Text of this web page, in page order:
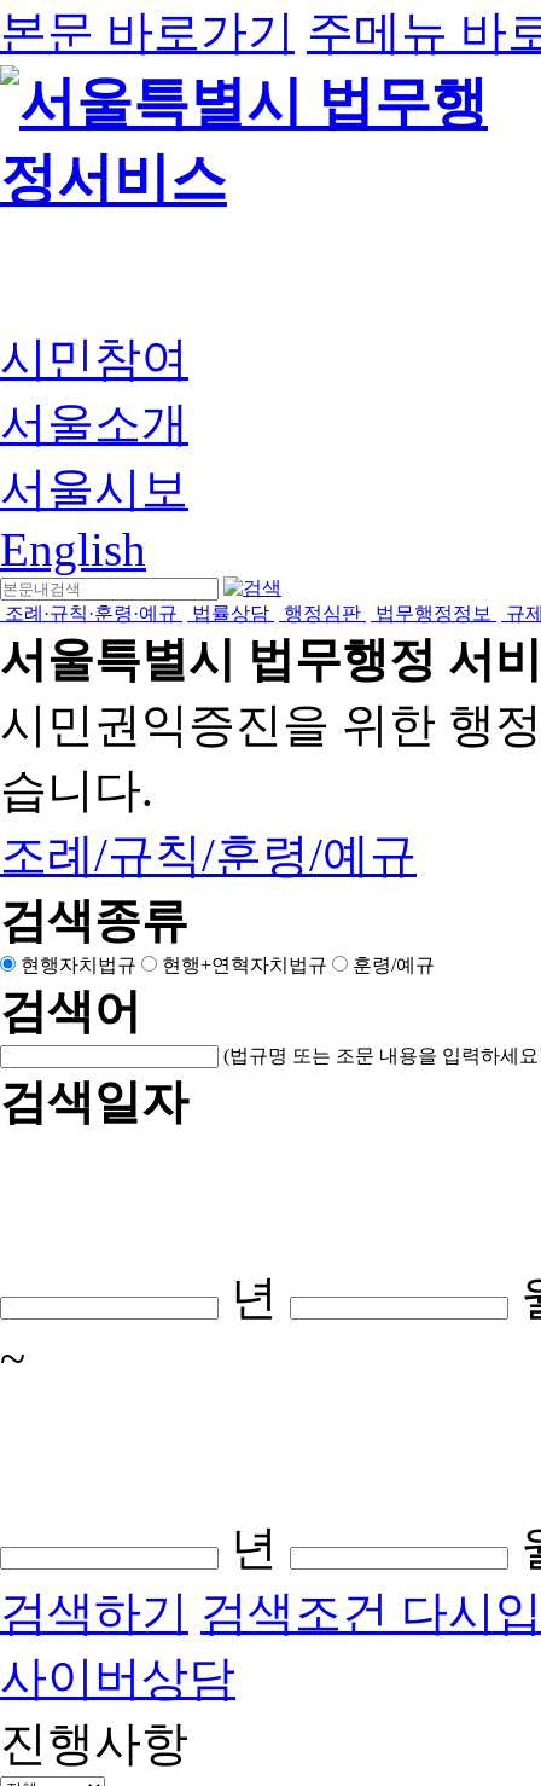
본문 바로가기 주메뉴 바
시민참여
서울소개
서울시보
English
조례·규칙·훈령·예규 법률상담 행정심판 법무행정정보 규
서울특별시 법무행정 서
시민권익증진을 위한 행
습니다.
조례/규칙/훈령/예규
검색종류
현행자치법규 현행+연혁자치법규 훈령/예규
검색어
(법규명 또는 조문 내용을 입력하세
검색일자
년
~
년
검색하기 검색조건 다시
사이버상담
진행사항